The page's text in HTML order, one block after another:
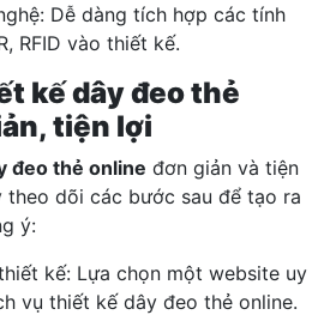
Dễ dàng tích hợp các tính
RFID vào thiết kế.
kế dây đeo thẻ
tiện lợi
đeo thẻ online đơn giản và tiện
theo dõi các bước sau để tạo ra
ý:
kế: Lựa chọn một website uy
vụ thiết kế dây đeo thẻ online.